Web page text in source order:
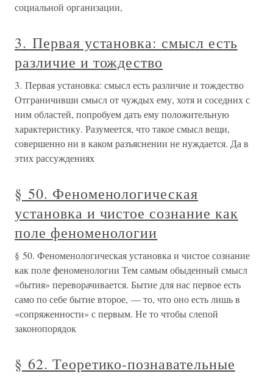
социальной организации,
3. Первая установка: смысл есть
различие и тождество
3. Первая установка: смысл есть различие и тождество
Отграничивши смысл от чуждых ему, хотя и соседних с
ним областей, попробуем дать ему положительную
характеристику. Разумеется, что такое смысл вещи,
совершенно ни в каком разъяснении не нуждается. Да в
этих рассуждениях
§ 50. Феноменологическая
установка и чистое сознание как
поле феноменологии
§ 50. Феноменологическая установка и чистое сознание
как поле феноменологии Тем самым обыденный смысл
«бытия» переворачивается. Бытие для нас первое есть
само по себе бытие второе, — то, что оно есть лишь в
«сопряженности» с первым. Не то чтобы слепой
законопорядок
§ 62. Теоретико-познавательные